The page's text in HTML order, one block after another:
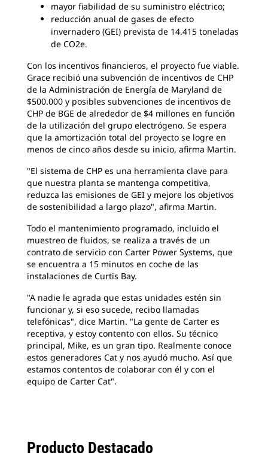
mayor fiabilidad de su suministro eléctrico;
reducción anual de gases de efecto
invernadero (GEI) prevista de 14.415 toneladas
de CO2e.
Con los incentivos financieros, el proyecto fue viable.
Grace recibió una subvención de incentivos de CHP
de la Administración de Energía de Maryland de
$500.000 y posibles subvenciones de incentivos de
CHP de BGE de alrededor de $4 millones en función
de la utilización del grupo electrógeno. Se espera
que la amortización total del proyecto se logre en
menos de cinco años desde su inicio, afirma Martin.
"El sistema de CHP es una herramienta clave para
que nuestra planta se mantenga competitiva,
reduzca las emisiones de GEI y mejore los objetivos
de sostenibilidad a largo plazo", afirma Martin.
Todo el mantenimiento programado, incluido el
muestreo de fluidos, se realiza a través de un
contrato de servicio con Carter Power Systems, que
se encuentra a 15 minutos en coche de las
instalaciones de Curtis Bay.
"A nadie le agrada que estas unidades estén sin
funcionar y, si eso sucede, recibo llamadas
telefónicas", dice Martin. "La gente de Carter es
receptiva, y estoy contento con ellos. Su técnico
principal, Mike, es un gran tipo. Realmente conoce
estos generadores Cat y nos ayudó mucho. Así que
estamos contentos de colaborar con él y con el
equipo de Carter Cat".
Producto Destacado